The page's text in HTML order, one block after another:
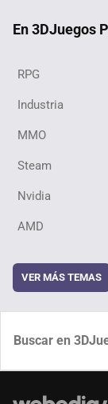
En 3DJuegos
RPG
Industria
MMO
Steam
Nvidia
AMD
VER MÁS TEMAS